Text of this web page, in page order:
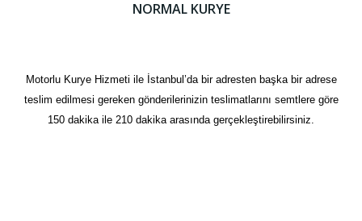
NORMAL KURYE
Motorlu Kurye Hizmeti ile İstanbul’da bir adresten başka bir adrese
teslim edilmesi gereken gönderilerinizin teslimatlarını semtlere göre
150 dakika ile 210 dakika arasında gerçekleştirebilirsiniz.